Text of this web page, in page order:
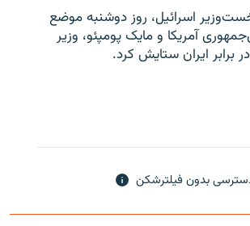
اسرائیل، روز دوشنبه موضع
آمریکا و مایک پومپئو، وزیر
برابر ایران ستایش کرد.
بدون فیلترشکن